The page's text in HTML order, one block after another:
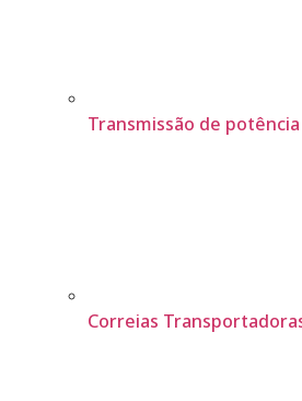
Transmissão de potência
Correias